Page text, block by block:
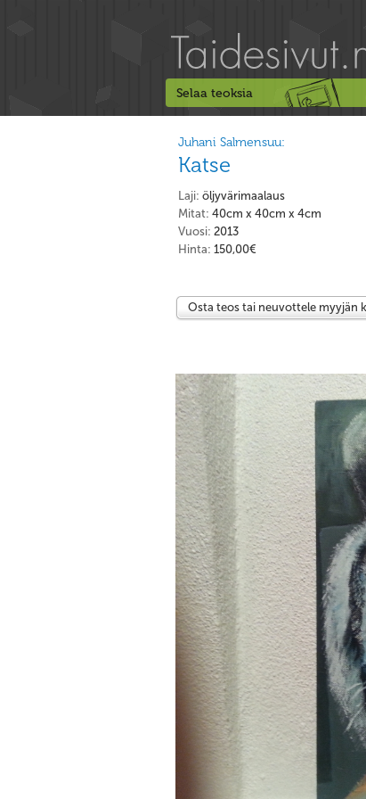
Selaa teoksia
Juhani Salmensuu:
Katse
Laji: öljyvärimaalaus
Mitat: 40cm x 40cm x 4cm
Vuosi: 2013
Hinta: 150,00€
Osta teos tai neuvottele myyjän